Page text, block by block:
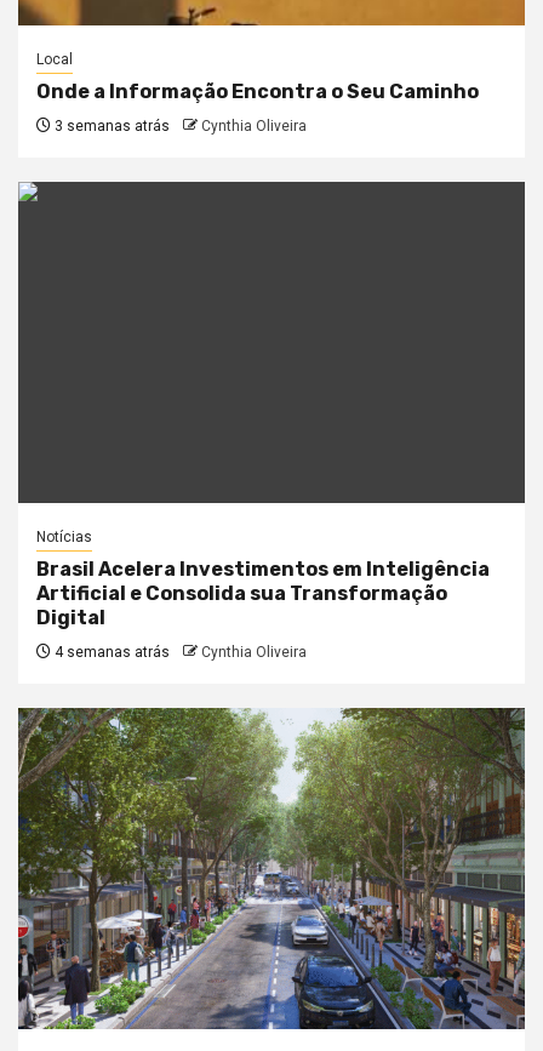
Local
Onde a Informação Encontra o Seu Caminho
3 semanas atrás Cynthia Oliveira
Notícias
Brasil Acelera Investimentos em Inteligência
Artificial e Consolida sua Transformação
Digital
4 semanas atrás Cynthia Oliveira